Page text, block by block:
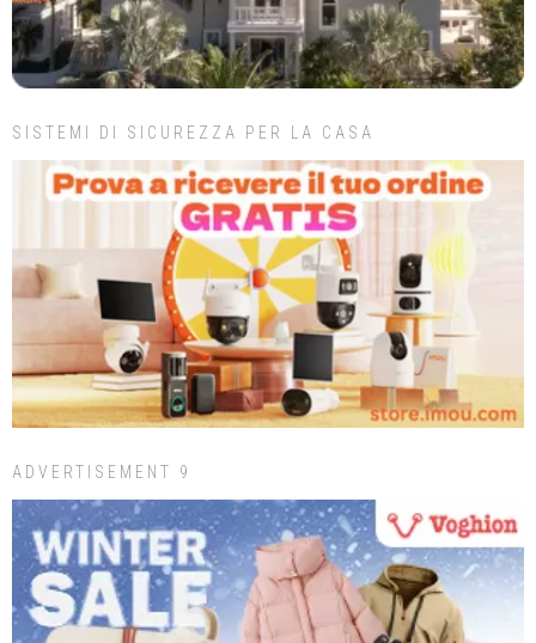
SISTEMI DI SICUREZZA PER LA CASA
ADVERTISEMENT 9